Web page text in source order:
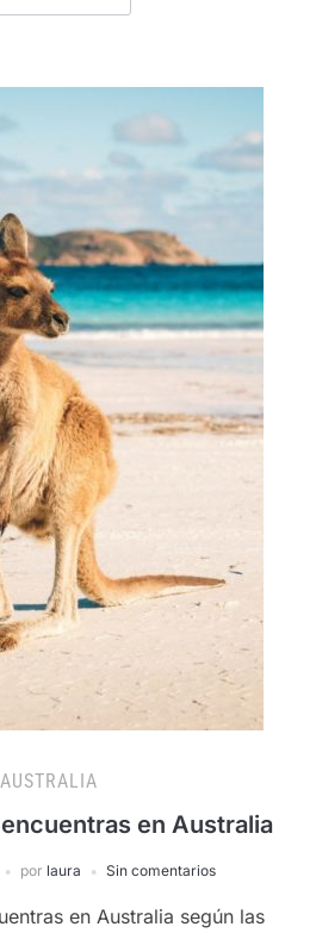
AUSTRALIA
en Australia
por laura Sin comentarios
en Australia según las